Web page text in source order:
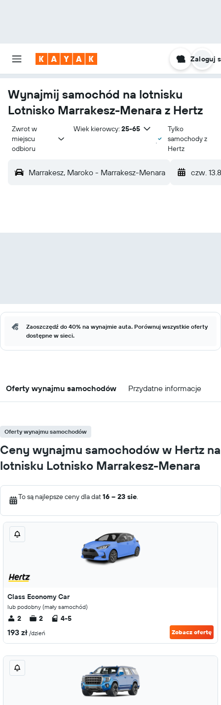
Zaloguj
Wynajmij samochód na lotnisku
Lotnisko Marrakesz-Menara z Hertz
Zwrot w
miejscu
odbioru
Wiek kierowcy: 25-65
Tylko
samochody z
Hertz
Marrakesz, Maroko - Marrakesz-Menara czw.
Zaoszczędź do 40% na wynajmie auta. Porównuj wszystkie oferty
dostępne w sieci.
Oferty wynajmu samochodów Przydatne informacje
Oferty wynajmu samochodów
Ceny wynajmu samochodów w Hertz na
lotnisku Lotnisko Marrakesz-Menara
To są najlepsze ceny dla dat16 – 23 sie.
Class Economy Car
lub podobny (mały samochód)
2 2 4-5
193 zł /dzień Zobacz ofertę